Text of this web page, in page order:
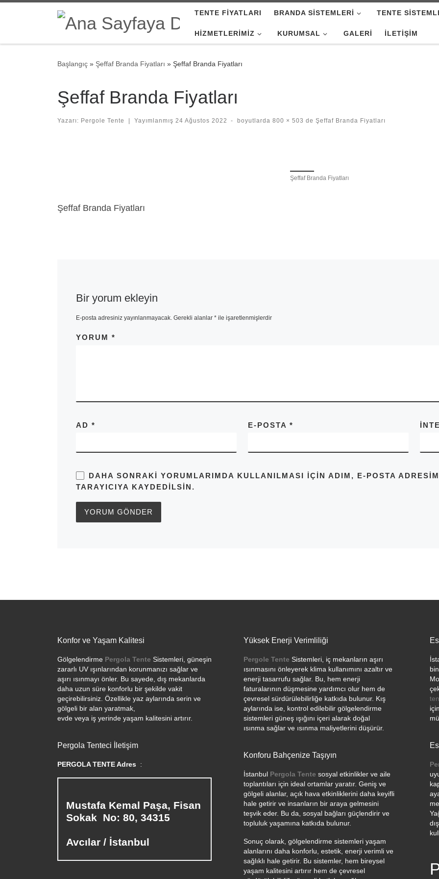
Skip to content TENTE FIYATLARI BRANDA SISTEMLERI TENTE
HIZMETLERIMIZ KURUMSAL GALERI İLETIŞIM
Başlangıç » Şeffaf Branda Fiyatları » Şeffaf Branda Fiyatları
Şeffaf Branda Fiyatları
Yazarı: Pergole Tente Yayımlanmış 24 Ağustos 2022 - boyutlarda 800 × 503 de Şeffaf Branda Fiyatları
Şeffaf Branda Fiyatları
Şeffaf Branda Fiyatları
Bir yorum ekleyin
E-posta adresiniz yayınlanmayacak. Gerekli alanlar *ile işaretlenmişlerdir
YORUM *
AD * E-POSTA *
DAHA SONRAKI YORUMLARIMDA KULLANILMASI IÇIN ADIM, E-POSTA
TARAYICIYA KAYDEDILSIN.
Konfor ve Yaşam Kalitesi
Gölgelendirme Pergola Tente Sistemleri, güneşin
zararlı UV ışınlarından korunmanızı sağlar ve
aşırı ısınmayı önler. Bu sayede, dış mekanlarda
daha uzun süre konforlu bir şekilde vakit
geçirebilirsiniz. Özellikle yaz aylarında serin ve
gölgeli bir alan yaratmak,
evde veya iş yerinde yaşam kalitesini artırır.
Pergola Tenteci İletişim
PERGOLA TENTE Adres :
Mustafa Kemal Paşa, Fisan
Sokak No: 80, 34315
Avcılar / İstanbul
Yüksek Enerji Verimliliği
Pergole Tente Sistemleri, iç mekanların aşırı
ısınmasını önleyerek klima kullanımını azaltır ve
enerji tasarrufu sağlar. Bu, hem enerji
faturalarının düşmesine yardımcı olur hem de
çevresel sürdürülebilirliğe katkıda bulunur. Kış
aylarında ise, kontrol edilebilir gölgelendirme
sistemleri güneş ışığını içeri alarak doğal
ısınma sağlar ve ısınma maliyetlerini düşürür.
Konforu Bahçenize Taşıyın
İstanbul Pergola Tente sosyal etkinlikler ve aile
toplantıları için ideal ortamlar yaratır. Geniş ve
gölgeli alanlar, açık hava etkinliklerini daha keyifli
hale getirir ve insanların bir araya gelmesini
teşvik eder. Bu da, sosyal bağları güçlendirir ve
topluluk yaşamına katkıda bulunur.
Sonuç olarak, gölgelendirme sistemleri yaşam
alanlarını daha konforlu, estetik, enerji verimli ve
sağlıklı hale getirir. Bu sistemler, hem bireysel
yaşam kalitesini artırır hem de çevresel